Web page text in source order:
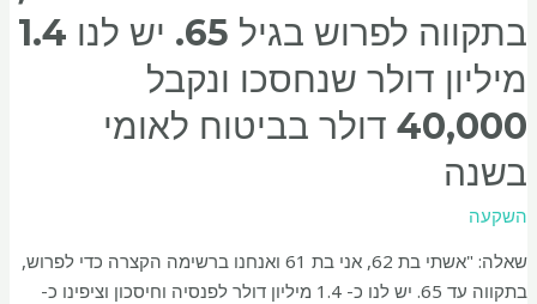
בתקווה לפרוש בגיל 65. יש לנו 1.4
מיליון דולר שנחסכו ונקבל
40,000 דולר בביטוח לאומי
בשנה
השקעה
שאלה: "אשתי בת 62, אני בת 61 ואנחנו ברשימה הקצרה כדי לפרוש,
בתקווה עד 65. יש לנו כ- 1.4 מיליון דולר לפנסיה וחיסכון וציפינו כ-